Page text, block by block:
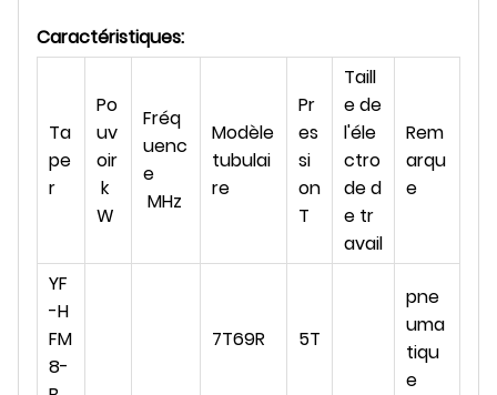
Caractéristiques:
Ta
pe
r
Po
uv
oir
k
W
Fréq
uenc
e
MHz
Modèle
tubulai
re
Pr
es
si
on
T
Taill
e de
l'éle
ctro
de d
e tr
avail
Rem
arqu
e
YF
-H
FM
8-
7T69R 5T
pne
uma
tiqu
e